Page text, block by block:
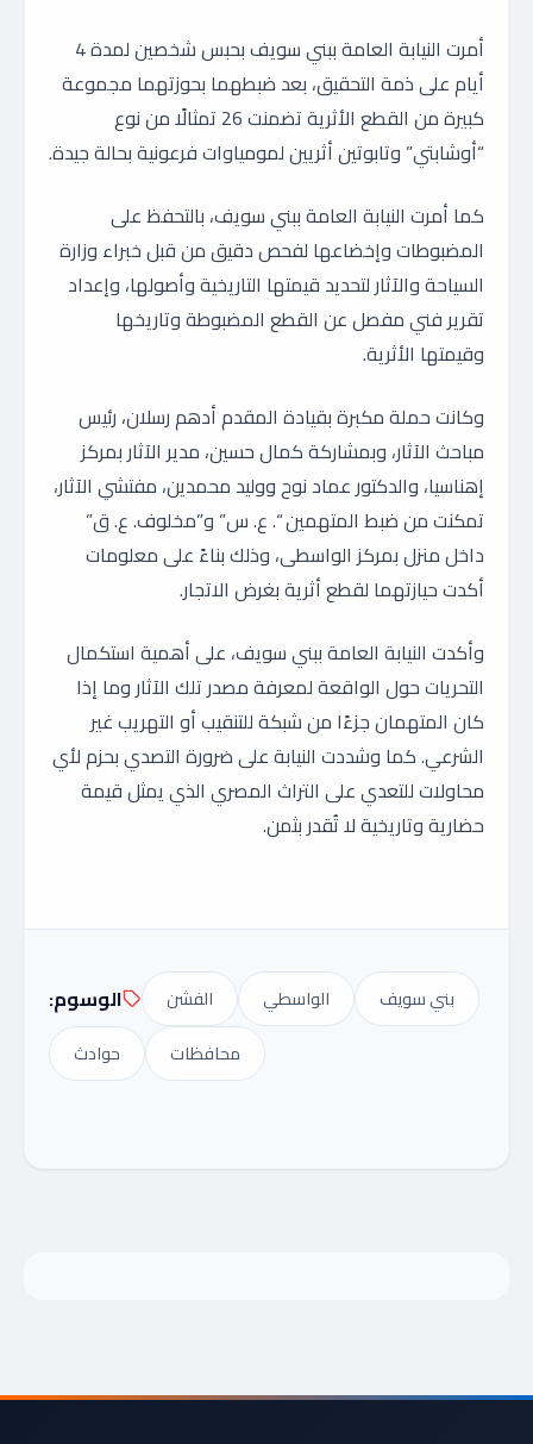
أمرت النيابة العامة ببني سويف بحبس شخصين لمدة 4
أيام على ذمة التحقيق، بعد ضبطهما بحوزتهما مجموعة
كبيرة من القطع الأثرية تضمنت 26 تمثالًا من نوع
“أوشابتي” وتابوتين أثريين لمومياوات فرعونية بحالة جيدة.
كما أمرت النيابة العامة ببني سويف، بالتحفظ على
المضبوطات وإخضاعها لفحص دقيق من قبل خبراء وزارة
السياحة والآثار لتحديد قيمتها التاريخية وأصولها، وإعداد
تقرير فني مفصل عن القطع المضبوطة وتاريخها
وقيمتها الأثرية.
وكانت حملة مكبرة بقيادة المقدم أدهم رسلان، رئيس
مباحث الآثار، وبمشاركة كمال حسين، مدير الآثار بمركز
إهناسيا، والدكتور عماد نوح ووليد محمدين، مفتشي الآثار،
تمكنت من ضبط المتهمين “. ع. س” و”مخلوف. ع. ق”
داخل منزل بمركز الواسطى، وذلك بناءً على معلومات
أكدت حيازتهما لقطع أثرية بغرض الاتجار.
وأكدت النيابة العامة ببني سويف، على أهمية استكمال
التحريات حول الواقعة لمعرفة مصدر تلك الآثار وما إذا
كان المتهمان جزءًا من شبكة للتنقيب أو التهريب غير
الشرعي. كما وشددت النيابة على ضرورة التصدي بحزم لأي
محاولات للتعدي على التراث المصري الذي يمثل قيمة
حضارية وتاريخية لا تُقدر بثمن.
الوسوم: الفشن الواسطي
بني سويف
حوادث
محافظات